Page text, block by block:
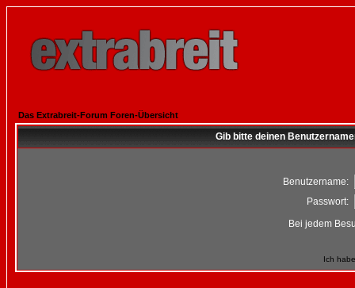
Das Extrabreit-Forum Foren-Übersicht
Gib bitte deinen
Benutzername:
Passwort:
Bei jedem
Ich